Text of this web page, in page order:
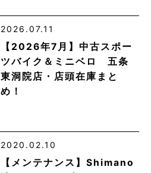
2026.07.11
【2026年7月】中古スポー
ツバイク＆ミニベロ 五条
東洞院店・店頭在庫まと
め！
2020.02.10
【メンテナンス】Shimano